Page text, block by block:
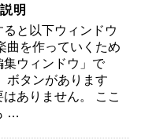
明
と以下ウィンドウ
曲を作っていくため
ウィンドウ」で
ボタンがあります
ありません。 ここ
…